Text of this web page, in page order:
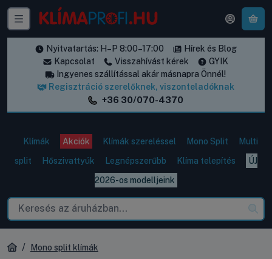
Nyitvatartás: H–P 8:00–17:00
Hírek és Blog
Kapcsolat
Visszahívást kérek
GYIK
Ingyenes szállítással akár másnapra Önnél!
Regisztráció szerelőknek, viszonteladóknak
+36 30/070-4370
Klímák Akciók Klímák szereléssel Mono Split
Multi
split
Hőszivattyúk Legnépszerűbb Klíma telepítés
ÚJ
2026-os modelljeink
Mono split klímák